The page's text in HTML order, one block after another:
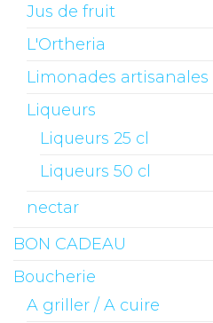
Jus de fruit
L'Ortheria
Limonades artisanales
Liqueurs
Liqueurs 25 cl
Liqueurs 50 cl
nectar
BON CADEAU
Boucherie
A griller / A cuire